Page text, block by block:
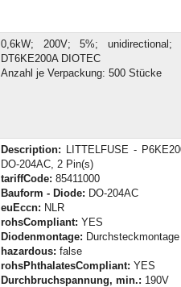
0,6kW; 200V; 5%; unidirectional;
DT6KE200A DIOTEC
Anzahl je Verpackung: 500 Stücke
Description: LITTELFUSE -
DO-204AC, 2 Pin(s)
tariffCode: 85411000
Bauform - Diode: DO-204AC
euEccn: NLR
rohsCompliant: YES
Diodenmontage: Durchsteckmontage
hazardous: false
rohsPhthalatesCompliant: YES
Durchbruchspannung, min.: 190V